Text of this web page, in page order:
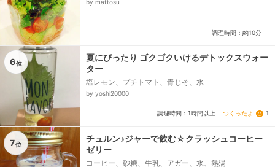
by mattosu
調理時間：約10分
6位
夏にぴったり ゴクゴクいけるデトックスウォー
ター
塩レモン、プチトマト、青じそ、水
by yoshi20000
調理時間：1時間以上 つくったよ 1
7位
チュルン♪ジャーで飲む☆クラッシュコーヒー
ゼリー
コーヒー、砂糖、牛乳、アガー、水、熱湯